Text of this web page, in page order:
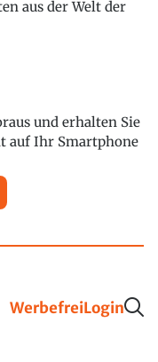
aus der Welt der
und erhalten Sie
auf Ihr Smartphone
WerbefreiLogin